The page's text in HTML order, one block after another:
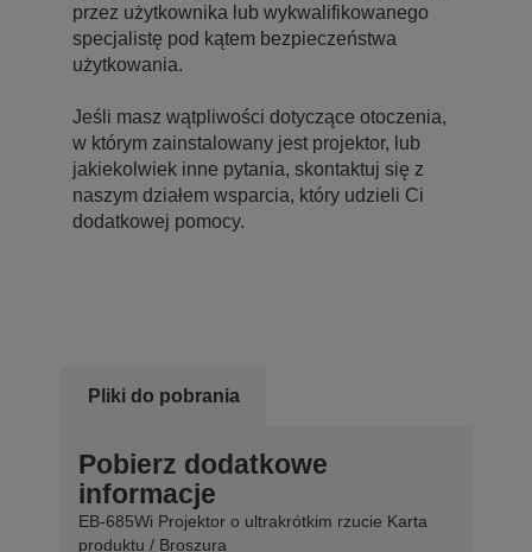
przez użytkownika lub wykwalifikowanego
specjalistę pod kątem bezpieczeństwa
użytkowania.
Jeśli masz wątpliwości dotyczące otoczenia,
w którym zainstalowany jest projektor, lub
jakiekolwiek inne pytania, skontaktuj się z
naszym działem wsparcia, który udzieli Ci
dodatkowej pomocy.
Pliki do pobrania
Pobierz dodatkowe
informacje
EB-685Wi Projektor o ultrakrótkim rzucie Karta
produktu / Broszura